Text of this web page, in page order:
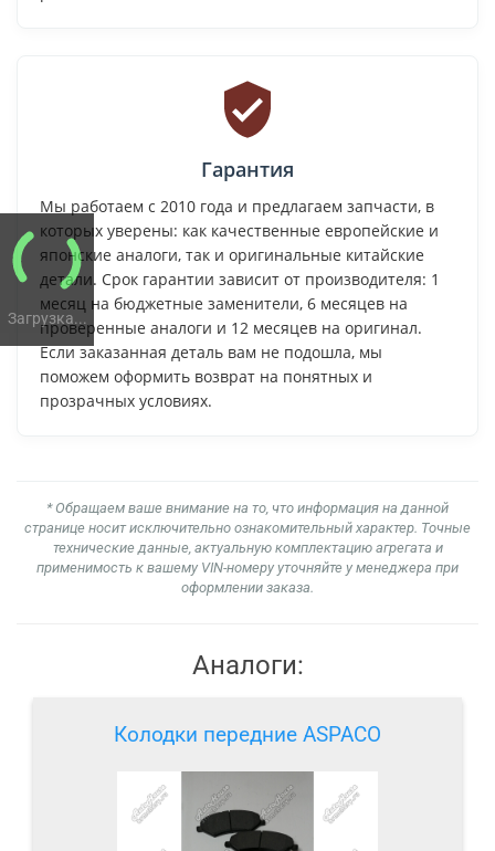
Загрузка...
Гарантия
Мы работаем с 2010 года и предлагаем запчасти, в
которых уверены: как качественные европейские и
японские аналоги, так и оригинальные китайские
детали. Срок гарантии зависит от производителя: 1
месяц на бюджетные заменители, 6 месяцев на
проверенные аналоги и 12 месяцев на оригинал.
Если заказанная деталь вам не подошла, мы
поможем оформить возврат на понятных и
прозрачных условиях.
* Обращаем ваше внимание на то, что информация на данной
странице носит исключительно ознакомительный характер. Точные
технические данные, актуальную комплектацию агрегата и
применимость к вашему VIN-номеру уточняйте у менеджера при
оформлении заказа.
Аналоги:
Колодки передние ASPACO